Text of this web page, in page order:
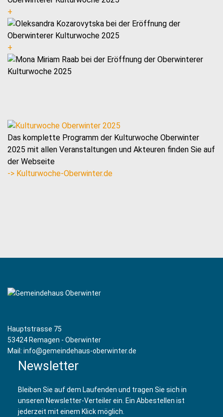
+
+
Das komplette Programm der Kulturwoche Oberwinter
2025 mit allen Veranstaltungen und Akteuren finden Sie auf
der Webseite
-> Kulturwoche-Oberwinter.de
Hauptstrasse 75
53424 Remagen - Oberwinter
Mail: info@gemeindehaus-oberwinter.de
Newsletter
Bleiben Sie auf dem Laufenden und tragen Sie sich in
unseren Newsletter-Verteiler ein. Ein Abbestellen ist
jederzeit mit einem Klick möglich.